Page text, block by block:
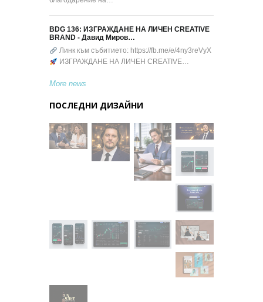
BDG 136: ИЗГРАЖДАНЕ НА ЛИЧЕН CREATIVE
BRAND - Давид Миров…
Линк към събитието: https://fb.me/e/4ny3reVyX
ИЗГРАЖДАНЕ НА ЛИЧЕН CREATIVE…
More news
ПОСЛЕДНИ ДИЗАЙНИ